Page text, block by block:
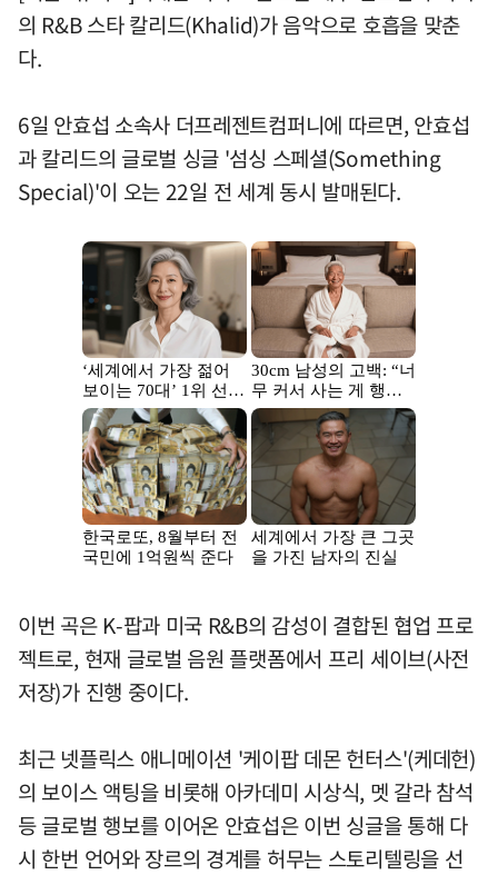
의 R&B 스타 칼리드(Khalid)가 음악으로 호흡을 맞춘
다.
6일 안효섭 소속사 더프레젠트컴퍼니에 따르면, 안효섭
과 칼리드의 글로벌 싱글 '섬싱 스페셜(Something
Special)'이 오는 22일 전 세계 동시 발매된다.
이번 곡은 K-팝과 미국 R&B의 감성이 결합된 협업 프로
젝트로, 현재 글로벌 음원 플랫폼에서 프리 세이브(사전
저장)가 진행 중이다.
최근 넷플릭스 애니메이션 '케이팝 데몬 헌터스'(케데헌)
의 보이스 액팅을 비롯해 아카데미 시상식, 멧 갈라 참석
등 글로벌 행보를 이어온 안효섭은 이번 싱글을 통해 다
시 한번 언어와 장르의 경계를 허무는 스토리텔링을 선